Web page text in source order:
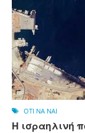
OTI NA NAI
Η ισραηλινή